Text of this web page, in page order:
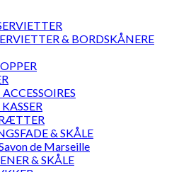
& BORDSKÅNERE
& SKÅLE
de Marseille
& SKÅLE